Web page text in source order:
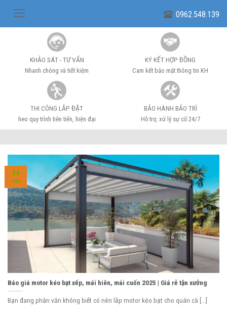
0962.548.139
KHẢO SÁT - TƯ VẤN
Nhanh chóng và tiết kiệm
KÝ KẾT HỢP ĐỒNG
Cam kết bảo mật thông tin KH
THI CÔNG LẮP ĐẶT
heo quy trình tiên tiến, hiện đại
BẢO HÀNH BẢO TRÌ
Hỗ trợ, xử lý sự cố 24/7
Báo giá motor kéo bạt xếp, mái hiên, mái cuốn 2025 | Giá rẻ tận xưởng
Bạn đang phân vân không biết có nên lắp motor kéo bạt cho quán cà [...]
24
TH5